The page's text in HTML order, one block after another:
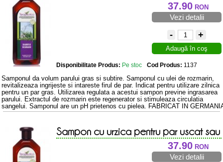
37.90RON
Vezi detalii
- +
Adaugă în coş
Disponibilitate Produs: Pe stoc Cod Produs: 1137
Samponul da volum parului gras si subtire. Samponul cu ulei de rozmarin,
revitalizeaza ingrijeste si intareste firul de par. Indicat pentru utilizare zilnica
pentru un par gras. Utilizarea regulata a acestui sampon previne ingrasarea
parului. Extractul de rozmarin este regenerator si stimuleaza circulatia
sangelui. Samponul are un pH prietenos cu pielea. FABRICAT IN
Sampon cu urzica pentru par uscat sau
37.90RON
Vezi detalii